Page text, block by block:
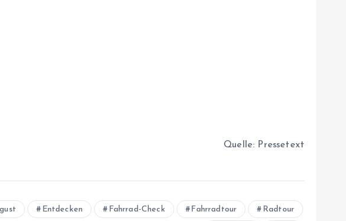
Quelle: Pressetext
Entdecken Fahrrad-Check Fahrradtour Radtour